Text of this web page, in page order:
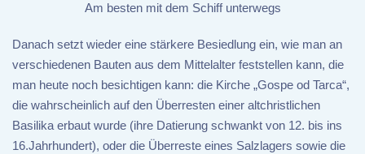
Am besten mit dem Schiff unterwegs
Danach setzt wieder eine stärkere Besiedlung ein, wie man an
verschiedenen Bauten aus dem Mittelalter feststellen kann, die
man heute noch besichtigen kann: die Kirche „Gospe od Tarca“,
die wahrscheinlich auf den Überresten einer altchristlichen
Basilika erbaut wurde (ihre Datierung schwankt von 12. bis ins
16.Jahrhundert), oder die Überreste eines Salzlagers sowie die